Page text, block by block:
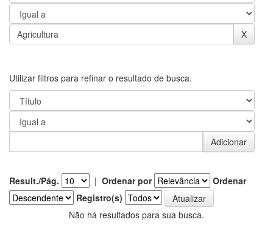
Utilizar filtros para refinar o resultado de busca.
Result./Pág. | Ordenar por
Ordenar
Registro(s)
Não há resultados para sua busca.